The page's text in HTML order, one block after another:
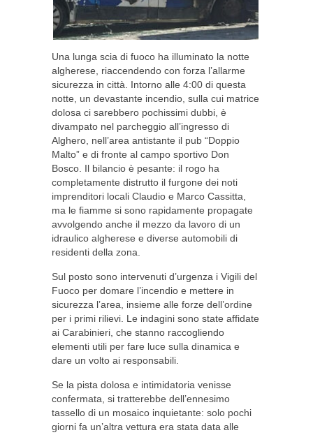
Una lunga scia di fuoco ha illuminato la notte
algherese, riaccendendo con forza l’allarme
sicurezza in città. Intorno alle 4:00 di questa
notte, un devastante incendio, sulla cui matrice
dolosa ci sarebbero pochissimi dubbi, è
divampato nel parcheggio all’ingresso di
Alghero, nell’area antistante il pub “Doppio
Malto” e di fronte al campo sportivo Don
Bosco. Il bilancio è pesante: il rogo ha
completamente distrutto il furgone dei noti
imprenditori locali Claudio e Marco Cassitta,
ma le fiamme si sono rapidamente propagate
avvolgendo anche il mezzo da lavoro di un
idraulico algherese e diverse automobili di
residenti della zona.
Sul posto sono intervenuti d’urgenza i Vigili del
Fuoco per domare l’incendio e mettere in
sicurezza l’area, insieme alle forze dell’ordine
per i primi rilievi. Le indagini sono state affidate
ai Carabinieri, che stanno raccogliendo
elementi utili per fare luce sulla dinamica e
dare un volto ai responsabili.
Se la pista dolosa e intimidatoria venisse
confermata, si tratterebbe dell’ennesimo
tassello di un mosaico inquietante: solo pochi
giorni fa un’altra vettura era stata data alle